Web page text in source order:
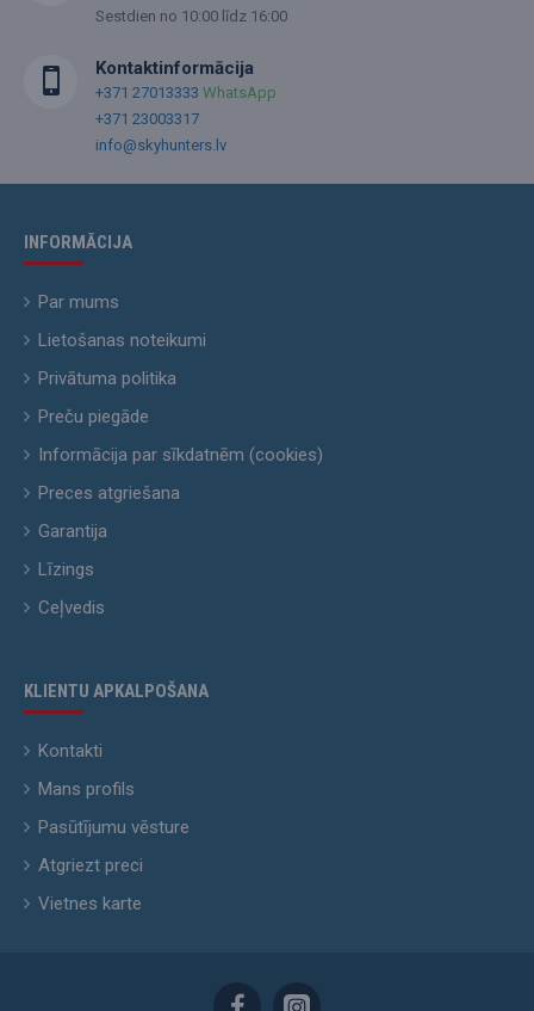
Sestdien no 10:00 līdz 16:00
Kontaktinformācija
+371 27013333 WhatsApp
+371 23003317
info@skyhunters.lv
INFORMĀCIJA
Par mums
Lietošanas noteikumi
Privātuma politika
Preču piegāde
Informācija par sīkdatnēm (cookies)
Preces atgriešana
Garantija
Līzings
Ceļvedis
KLIENTU APKALPOŠANA
Kontakti
Mans profils
Pasūtījumu vēsture
Atgriezt preci
Vietnes karte